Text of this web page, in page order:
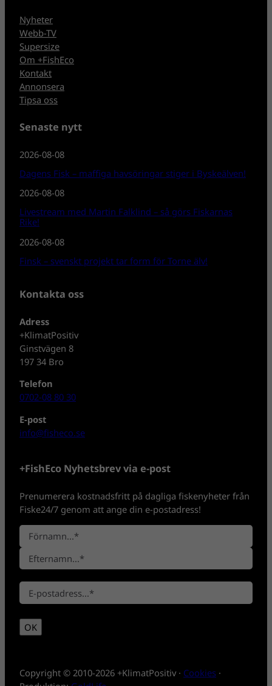
Nyheter
Webb-TV
Supersize
Om +FishEco
Kontakt
Annonsera
Tipsa oss
Senaste nytt
2026-08-08
Dagens Fisk – maffiga havsöringar stiger i Byskeälven!
2026-08-08
Livestream med Martin Falklind – så görs Fiskarnas
Rike!
2026-08-08
Finsk – svenskt projekt tar form för Torne älv!
Kontakta oss
Adress
+KlimatPositiv
Ginstvägen 8
197 34 Bro
Telefon
0702-08 80 30
E-post
info@fisheco.se
+FishEco Nyhetsbrev via e-post
Prenumerera kostnadsfritt på dagliga fiskenyheter från
Fiske24/7 genom att ange din e-postadress!
N
a
n
*
F
ö
r
a
m
n
t
e
m
n
E
-
*
OK
Copyright © 2010-2026 +KlimatPositiv · Cookies ·